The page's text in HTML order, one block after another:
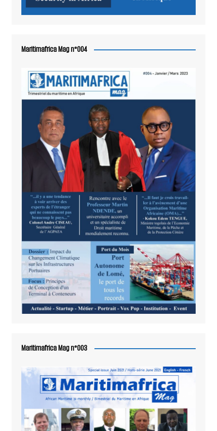
Maritimafrica Mag n°004
Maritimafrica Mag n°003